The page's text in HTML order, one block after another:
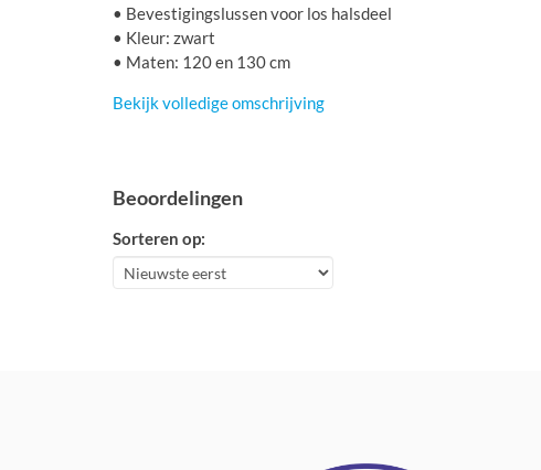
• Bevestigingslussen voor los halsdeel
• Kleur: zwart
• Maten: 120 en 130 cm
Bekijk volledige omschrijving
Beoordelingen
Sorteren op: